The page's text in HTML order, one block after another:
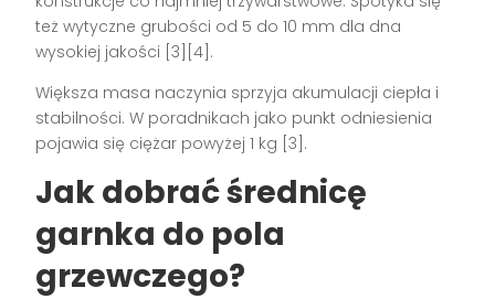
też wytyczne grubości od 5 do 10 mm dla dna
wysokiej jakości [3][4].
Większa masa naczynia sprzyja akumulacji ciepła i
stabilności. W poradnikach jako punkt odniesienia
pojawia się ciężar powyżej 1 kg [3].
Jak dobrać średnicę
garnka do pola
grzewczego?